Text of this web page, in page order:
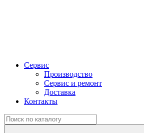
Сервис
Производство
Сервис и ремонт
Доставка
Контакты